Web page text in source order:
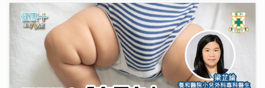
男嬰陰囊「冇睪丸」？醫生：BB哭鬧、咳嗽肚凸凸要留
意｜養和醫院小兒外科專科梁芷綸醫生
23/07/2026